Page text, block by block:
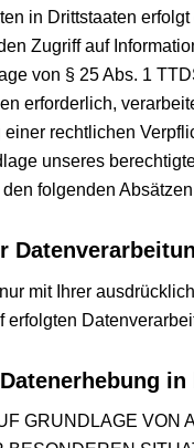
in Drittstaaten
Zugriff auf
von § 25 Abs. 1
erforderlich,
rechtlichen
unseres
folgenden
mit Ihrer
GRUNDLAGE VON